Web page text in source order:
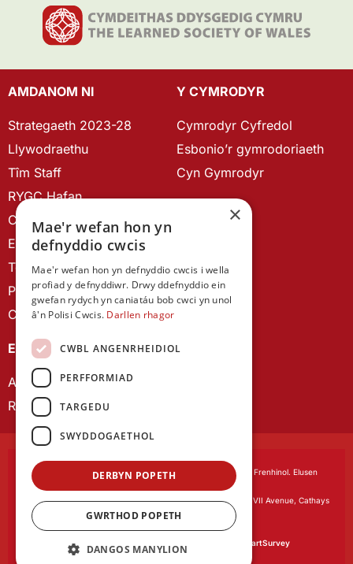
AMDANOM NI
Strategaeth 2023-28
Llywodraethu
Tîm Staff
RYGC Hafan
Canllawiau brandio
Ein Hanes
Telerau ac Amodau
Polisi Preifatrwydd
Cysylltu â ni
Y CYMRODYR
Cymrodyr Cyfredol
Esbonio’r gymrodoriaeth
Cyn Gymrodyr
EIN CYHOEDDIADAU
Astudiaethau Cymreig
Rhwydwaith Ymchwil Gyrfa Cynnar
Cymdeithas Ddysgedig Cymru, corfforedig drwy Siarter Frenhinol. Elusen
Swyddfa gofrestredig:The University Registry, King Edward VII Avenue, Cathays
Park, Cardiff CF10 3NS
Gwefan gan:Waters Creative
Caiff ein meddalwedd arolygon ei phweru gan
SmartSurvey
×
Mae'r wefan hon yn
defnyddio cwcis
Mae'r wefan hon yn defnyddio cwcis i wella
profiad y defnyddiwr. Drwy ddefnyddio ein
gwefan rydych yn caniatáu bob cwci yn unol
â'n Polisi Cwcis. Darllen rhagor
CWBL ANGENRHEIDIOL
PERFFORMIAD
TARGEDU
SWYDDOGAETHOL
DERBYN POPETH
GWRTHOD POPETH
DANGOS MANYLION